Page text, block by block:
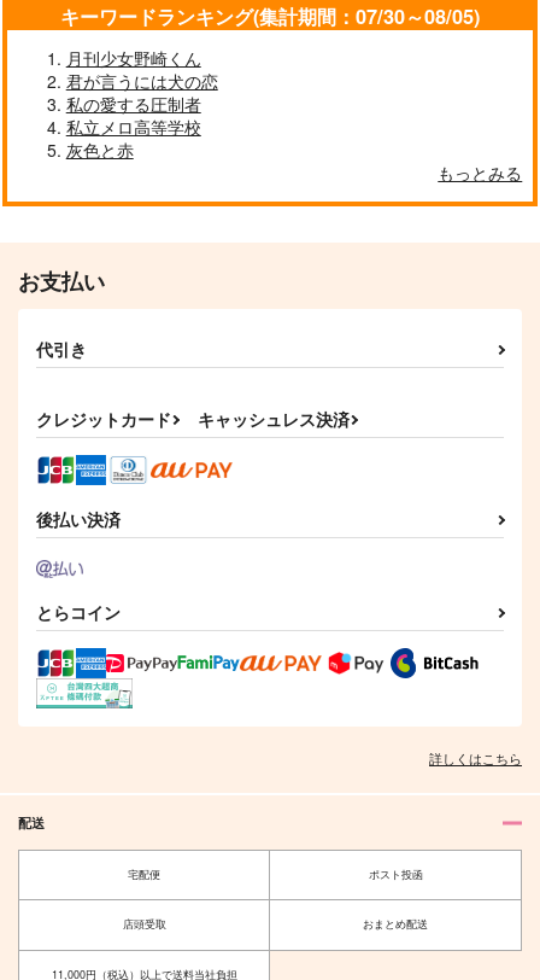
作品詳細 作品詳細 作品詳細
ごめんね
さんかく
787円 （税込）
伊弉冉一二三×観音坂独歩
サンプル
作品詳細
プラグマティズム
472 （税込）
観音坂独歩
【再販】犬も喰わない
meisouka
観音坂独歩
独帝7orBONUS合同
誌
碧棺左馬刻×入間銃兎
キーワードランキング(集計期間：07/30～08/05)
月刊少女野崎くん
君が言うには犬の恋
私の愛する圧制者
私立メロ高等学校
灰色と赤
もっとみる
お支払い
代引き
クレジットカード キャッシュレス決済
後払い決済
とらコイン
詳しくはこちら
配送
宅配便 ポスト投函
店頭受取 おまとめ配送
11,000円（税込）以上で送料当社負担